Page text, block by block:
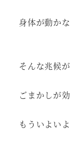
身体が動かな
そんな兆候
ごまかしが
もういよい